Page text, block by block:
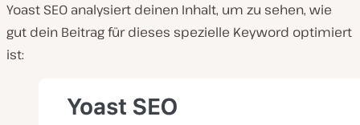
Yoast SEO analysiert deinen Inhalt, um zu sehen, wie
gut dein Beitrag für dieses spezielle Keyword optimiert
ist: